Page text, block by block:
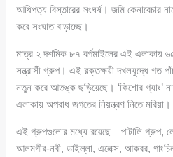
আধিপত্য বিস্তারের সংঘর্ষ। জমি কেনাবেচার
করে সংঘাত বাড়াচ্ছে।
মাত্র ২ দশমিক ৮৭ বর্গমাইলের এই এলাকায়
সন্ত্রাসী গ্রুপ। এই রক্তক্ষয়ী দখলযুদ্ধে গত
নতুন করে আতঙ্ক ছড়িয়েছে। ‘কিশোর গ্যাং’
এলাকায় অপরাধ জগতের নিয়ন্ত্রণ নিতে মরিয়া।
এই গ্রুপগুলোর মধ্যে রয়েছে—পাটালি গ্রুপ,
আলমগীর-নবী, ডাইল্লা, এলেক্স, আকবর,